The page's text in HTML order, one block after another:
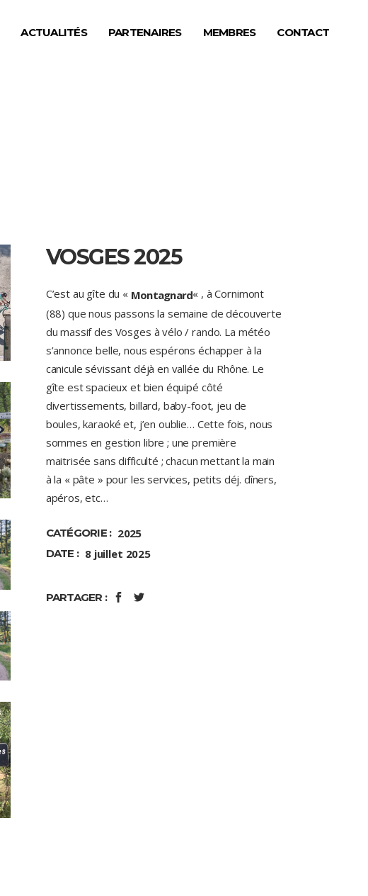
ACTUALITÉS PARTENAIRES MEMBRES CONTACT
VOSGES 2025
C’est au gîte du « Montagnard« , à Cornimont
(88) que nous passons la semaine de découverte
du massif des Vosges à vélo / rando. La météo
s’annonce belle, nous espérons échapper à la
canicule sévissant déjà en vallée du Rhône. Le
gîte est spacieux et bien équipé côté
divertissements, billard, baby-foot, jeu de
boules, karaoké et, j’en oublie… Cette fois, nous
sommes en gestion libre ; une première
maitrisée sans difficulté ; chacun mettant la main
à la « pâte » pour les services, petits déj. dîners,
apéros, etc…
CATÉGORIE : 2025
DATE : 8 juillet 2025
PARTAGER :